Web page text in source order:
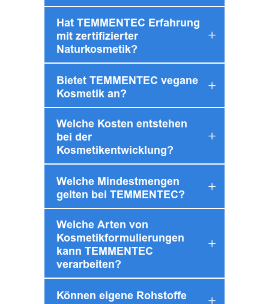
Hat TEMMENTEC Erfahrung
mit zertifizierter
Naturkosmetik?
Bietet TEMMENTEC vegane
Kosmetik an?
Welche Kosten entstehen
bei der
Kosmetikentwicklung?
Welche Mindestmengen
gelten bei TEMMENTEC?
Welche Arten von
Kosmetikformulierungen
kann TEMMENTEC
verarbeiten?
Können eigene Rohstoffe